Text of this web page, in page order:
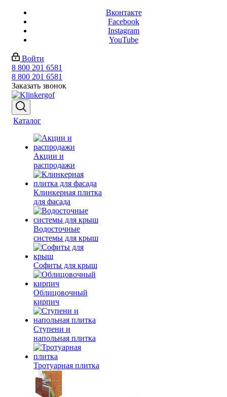
Вконтакте
Facebook
Instagram
YouTube
Войти
8 800 201 6581
8 800 201 6581
Заказать звонок
Каталог
Акции и
распродажи
Клинкерная плитка
для фасада
Водосточные
системы для крыш
Софиты для крыш
Облицовочный
кирпич
Ступени и
напольная плитка
Тротуарная плитка